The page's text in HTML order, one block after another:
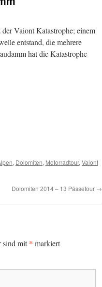
Vaiont Katastrophe; einem
entstand, die mehrere
hat die Katastrophe
, Dolomiten, Motorradtour, Vaiont
Dolomiten 2014 – 13 Pässetour →
sind mit* markiert